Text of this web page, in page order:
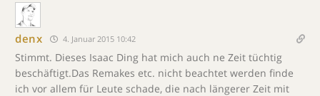
denx 4. Januar 2015 10:42
Stimmt. Dieses Isaac Ding hat mich auch ne Zeit tüchtig
beschäftigt.Das Remakes etc. nicht beachtet werden finde
ich vor allem für Leute schade, die nach längerer Zeit mit